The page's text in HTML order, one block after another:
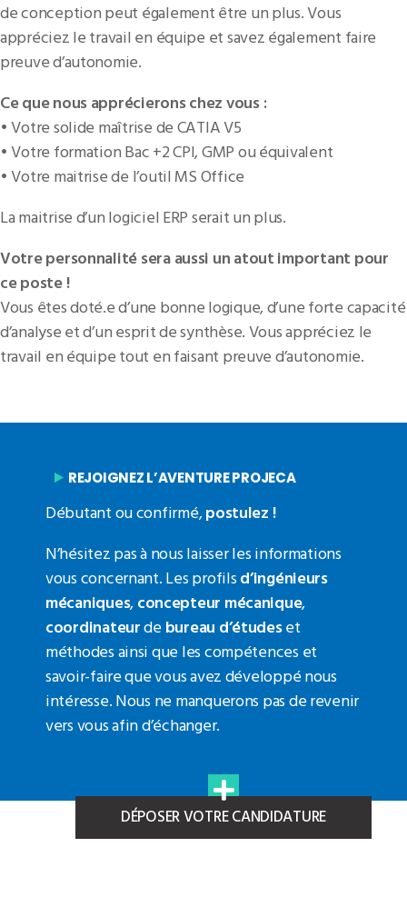
de conception peut également être un plus. Vous
appréciez le travail en équipe et savez également faire
preuve d’autonomie.
Ce que nous apprécierons chez vous :
• Votre solide maîtrise de CATIA V5
• Votre formation Bac +2 CPI, GMP ou équivalent
• Votre maitrise de l’outil MS Office
La maitrise d’un logiciel ERP serait un plus.
Votre personnalité sera aussi un atout important pour
ce poste !
Vous êtes doté.e d’une bonne logique, d’une forte capacité
d’analyse et d’un esprit de synthèse. Vous appréciez le
travail en équipe tout en faisant preuve d’autonomie.
REJOIGNEZ L’AVENTURE PROJECA
Débutant ou confirmé,postulez !
N’hésitez pas à nous laisser les informations
vous concernant. Les profilsd’ingénieurs
mécaniques,concepteur mécanique,
coordinateurdebureau d’étudeset
méthodes ainsi que les compétences et
savoir-faire que vous avez développé nous
intéresse. Nous ne manquerons pas de revenir
vers vous afin d’échanger.
DÉPOSER VOTRE CANDIDATURE